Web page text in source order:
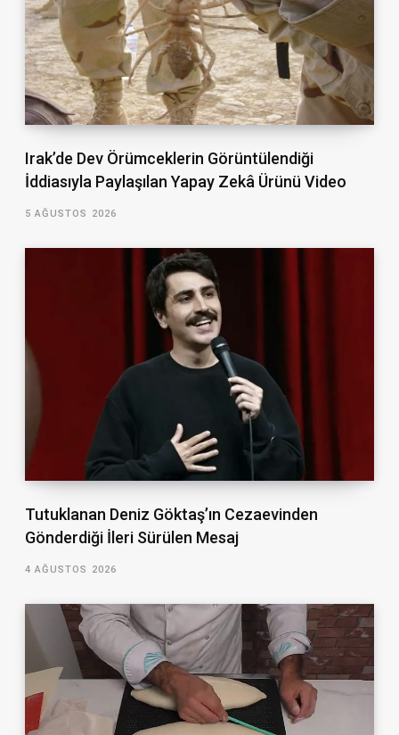
Irak’de Dev Örümceklerin Görüntülendiği
İddiasıyla Paylaşılan Yapay Zekâ Ürünü Video
5 AĞUSTOS 2026
Tutuklanan Deniz Göktaş’ın Cezaevinden
Gönderdiği İleri Sürülen Mesaj
4 AĞUSTOS 2026